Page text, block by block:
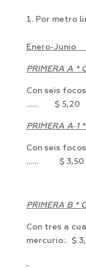
Por metro
Enero-
PRIMERA A *
Con seis
…… $
PRIMERA A‑1
Con seis
…… $
PRIMERA B *
Con tres a